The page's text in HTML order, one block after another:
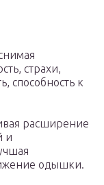
страхи,
способность к
расширение
и
одышки.